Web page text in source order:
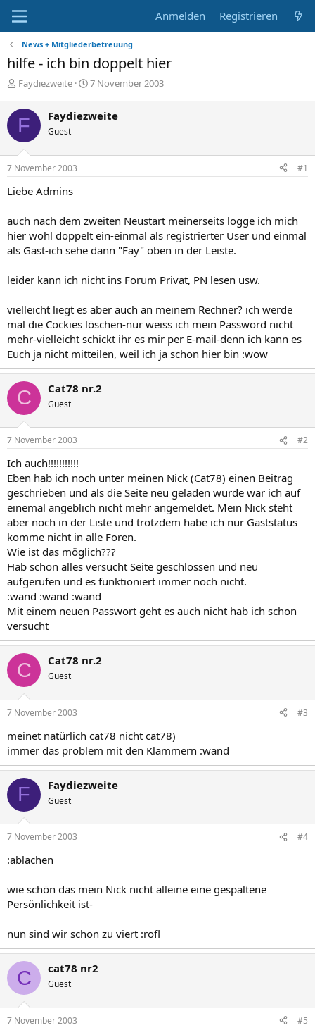
Anmelden Registrieren
News + Mitgliederbetreuung
hilfe - ich bin doppelt hier
E
s
t
e
l
l
e
Faydiezweite
E
t
l
7 November 2003
F Faydiezweite
Guest
7 November 2003 #1
Liebe Admins
auch nach dem zweiten Neustart meinerseits logge ich mich
hier wohl doppelt ein-einmal als registrierter User und einmal
als Gast-ich sehe dann "Fay" oben in der Leiste.
leider kann ich nicht ins Forum Privat, PN lesen usw.
vielleicht liegt es aber auch an meinem Rechner? ich werde
mal die Cockies löschen-nur weiss ich mein Password nicht
mehr-vielleicht schickt ihr es mir per E-mail-denn ich kann es
Euch ja nicht mitteilen, weil ich ja schon hier bin :wow
C Cat78 nr.2
Guest
7 November 2003 #2
Ich auch!!!!!!!!!!!
Eben hab ich noch unter meinen Nick (Cat78) einen Beitrag
geschrieben und als die Seite neu geladen wurde war ich auf
einemal angeblich nicht mehr angemeldet. Mein Nick steht
aber noch in der Liste und trotzdem habe ich nur Gaststatus
komme nicht in alle Foren.
Wie ist das möglich???
Hab schon alles versucht Seite geschlossen und neu
aufgerufen und es funktioniert immer noch nicht.
:wand :wand :wand
Mit einem neuen Passwort geht es auch nicht hab ich schon
versucht
C Cat78 nr.2
Guest
7 November 2003 #3
meinet natürlich cat78 nicht cat78)
immer das problem mit den Klammern :wand
F Faydiezweite
Guest
7 November 2003 #4
:ablachen
wie schön das mein Nick nicht alleine eine gespaltene
Persönlichkeit ist-
nun sind wir schon zu viert :rofl
C cat78 nr2
Guest
7 November 2003 #5